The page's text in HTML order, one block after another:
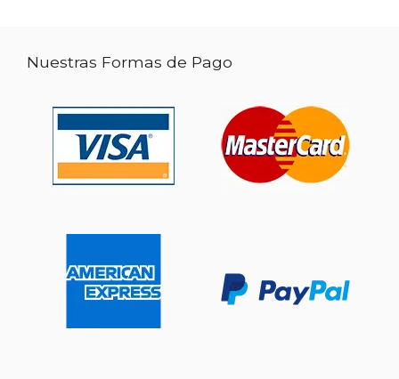
Nuestras Formas de Pago